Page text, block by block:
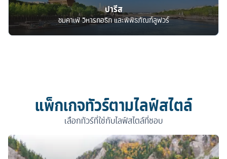
ปารีส
ชมคาเฟ่ วิหารกอธิก และพิพิธภัณฑ์ลูฟวร์
แพ็กเกจทัวร์ตามไลฟ์สไตล์
เลือกทัวร์ที่ใช่กับไลฟ์สไตล์ที่ชอบ